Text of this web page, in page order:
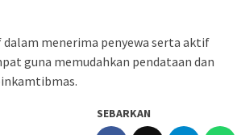
menerima penyewa serta aktif
guna memudahkan pendataan dan
SEBARKAN